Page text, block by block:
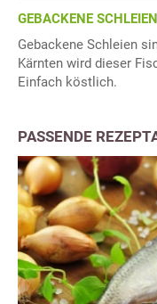
GEBACKENE SCHLEIEN
Gebackene Schleien
Kärnten wird dieser
Einfach köstlich.
PASSENDE